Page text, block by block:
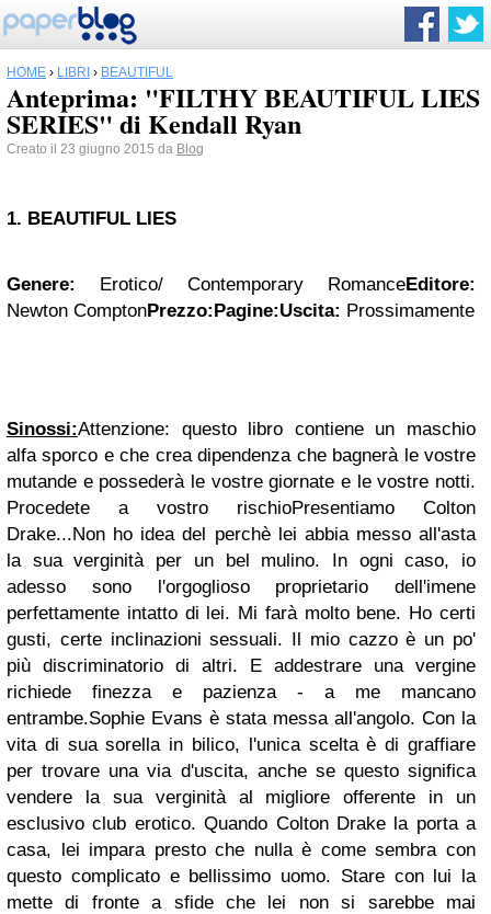
HOME › LIBRI › BEAUTIFUL
Anteprima: "FILTHY BEAUTIFUL LIES
SERIES" di Kendall Ryan
Creato il 23 giugno 2015 da Blog
1. BEAUTIFUL LIES
Genere: Erotico/ Contemporary RomanceEditore:
Newton ComptonPrezzo:Pagine:Uscita: Prossimamente
Sinossi:Attenzione: questo libro contiene un maschio
alfa sporco e che crea dipendenza che bagnerà le vostre
mutande e possederà le vostre giornate e le vostre notti.
Procedete a vostro rischioPresentiamo Colton
Drake...Non ho idea del perchè lei abbia messo all'asta
la sua verginità per un bel mulino. In ogni caso, io
adesso sono l'orgoglioso proprietario dell'imene
perfettamente intatto di lei. Mi farà molto bene. Ho certi
gusti, certe inclinazioni sessuali. Il mio cazzo è un po'
più discriminatorio di altri. E addestrare una vergine
richiede finezza e pazienza - a me mancano
entrambe.Sophie Evans è stata messa all'angolo. Con la
vita di sua sorella in bilico, l'unica scelta è di graffiare
per trovare una via d'uscita, anche se questo significa
vendere la sua verginità al migliore offerente in un
esclusivo club erotico. Quando Colton Drake la porta a
casa, lei impara presto che nulla è come sembra con
questo complicato e bellissimo uomo. Stare con lui la
mette di fronte a sfide che lei non si sarebbe mai